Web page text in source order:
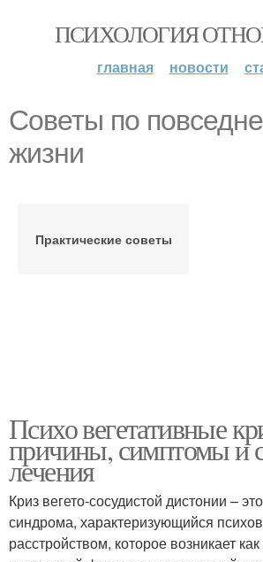
ПСИХОЛОГИЯ
главная новости
Советы по
жизни
Практические советы
Психо вегетативные
причины, симптомы и
лечения
Криз вегето-сосудистой дистонии –
синдрома, характеризующийся
расстройством, которое возникает